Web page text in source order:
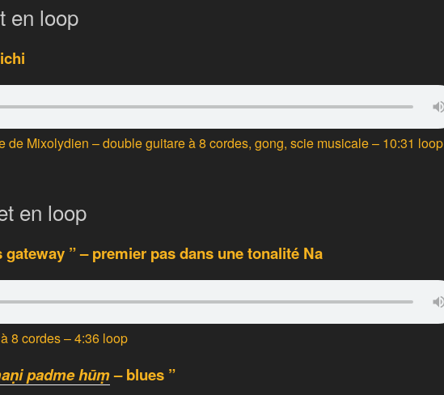
en loop
de Mixolydien – double guitare à 8 cordes, gong, scie musicale – 10:31 loop
en loop
” – premier pas dans une tonalité Na
8 cordes – 4:36 loop
padme hūṃ– blues ”